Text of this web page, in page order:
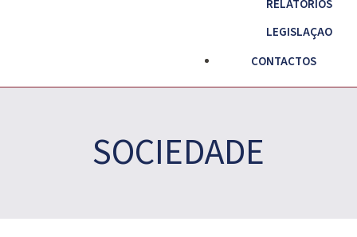
RELATÓRIOS
LEGISLAÇAO
CONTACTOS
SOCIEDADE